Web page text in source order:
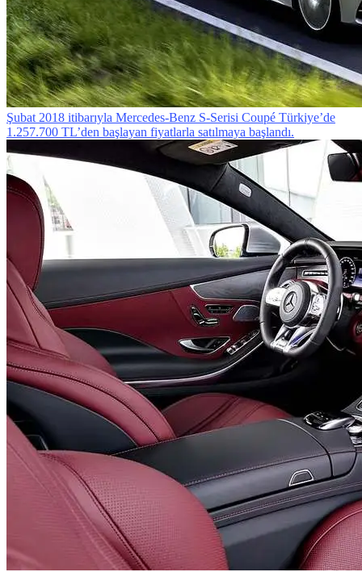
Şubat 2018 itibarıyla Mercedes-Benz S-Serisi Coupé Türkiye’de
1.257.700 TL’den başlayan fiyatlarla satılmaya başlandı.